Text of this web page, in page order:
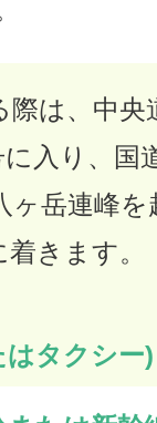
は、中央
入り、国
ヶ岳連峰
きます。
タクシー)